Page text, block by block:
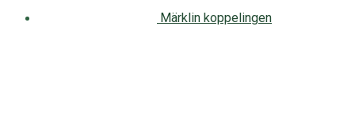
Märklin koppelingen